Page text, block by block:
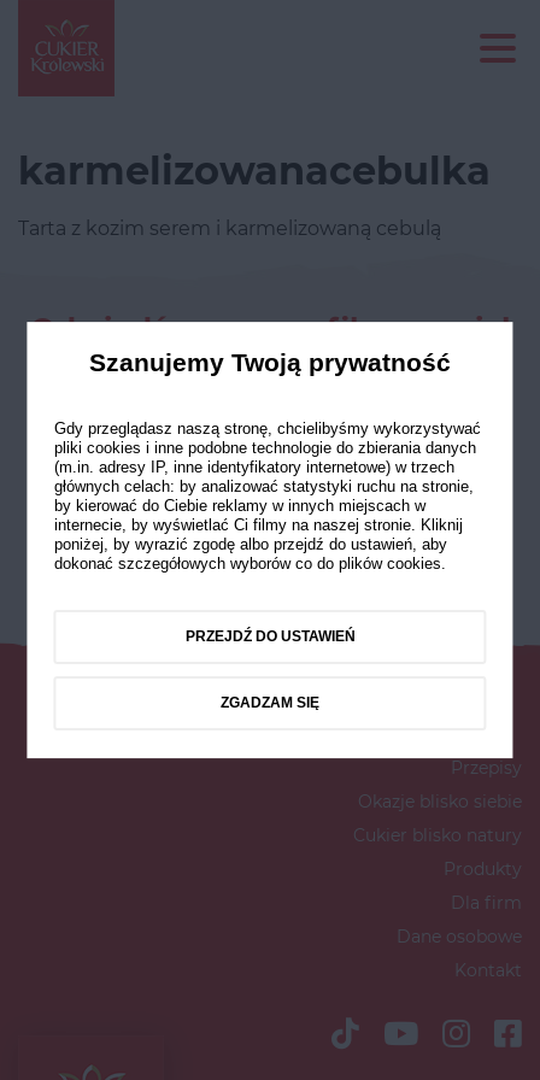
karmelizowanacebulka
Tarta z kozim serem i karmelizowaną cebulą
Odwiedź nasze profile w social
mediach
Przepisy
Okazje blisko siebie
Cukier blisko natury
Produkty
Dla firm
Dane osobowe
Kontakt
Szanujemy Twoją prywatność
Gdy przeglądasz naszą stronę, chcielibyśmy wykorzystywać
pliki cookies i inne podobne technologie do zbierania danych
(m.in. adresy IP, inne identyfikatory internetowe) w trzech
głównych celach: by analizować statystyki ruchu na stronie,
by kierować do Ciebie reklamy w innych miejscach w
internecie, by wyświetlać Ci filmy na naszej stronie. Kliknij
poniżej, by wyrazić zgodę albo przejdź do ustawień, aby
dokonać szczegółowych wyborów co do plików cookies.
PRZEJDŹ DO USTAWIEŃ
ZGADZAM SIĘ